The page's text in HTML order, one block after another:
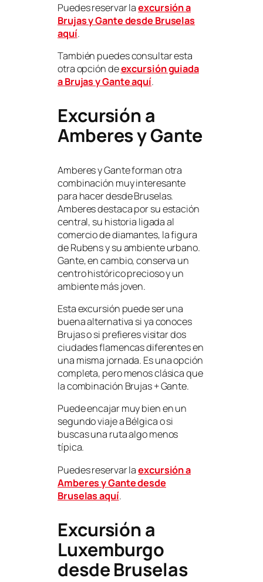
Puedes reservar laexcursión a
Brujas y Gante desde Bruselas
aquí.
También puedes consultar esta
otra opción deexcursión guiada
a Brujas y Gante aquí.
Excursión a
Amberes y Gante
Amberes y Gante forman otra
combinación muy interesante
para hacer desde Bruselas.
Amberes destaca por su estación
central, su historia ligada al
comercio de diamantes, la figura
de Rubens y su ambiente urbano.
Gante, en cambio, conserva un
centro histórico precioso y un
ambiente más joven.
Esta excursión puede ser una
buena alternativa si ya conoces
Brujas o si prefieres visitar dos
ciudades flamencas diferentes en
una misma jornada. Es una opción
completa, pero menos clásica que
la combinación Brujas + Gante.
Puede encajar muy bien en un
segundo viaje a Bélgica o si
buscas una ruta algo menos
típica.
Puedes reservar laexcursión a
Amberes y Gante desde
Bruselas aquí.
Excursión a
Luxemburgo
desde Bruselas